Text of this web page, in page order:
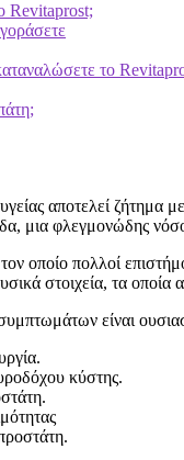
Revitaprost;
το
αποτελεί
μια φλεγμονώδης
τον οποίο πολλοί
στοιχεία, τα οποία
είναι
κύστης.